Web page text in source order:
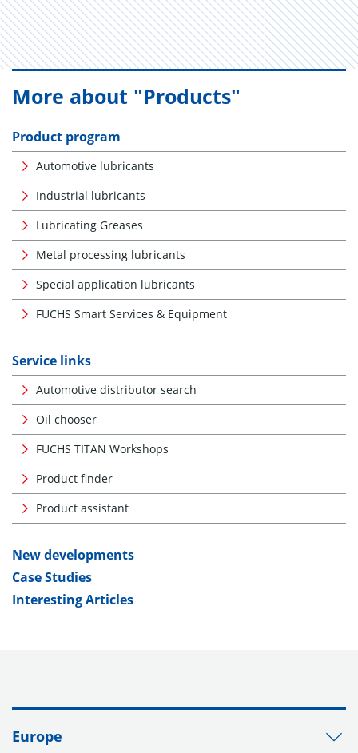
More about "Products"
Product program
Automotive lubricants
Industrial lubricants
Lubricating Greases
Metal processing lubricants
Special application lubricants
FUCHS Smart Services & Equipment
Service links
Automotive distributor search
Oil chooser
FUCHS TITAN Workshops
Product finder
Product assistant
New developments
Case Studies
Interesting Articles
Europe